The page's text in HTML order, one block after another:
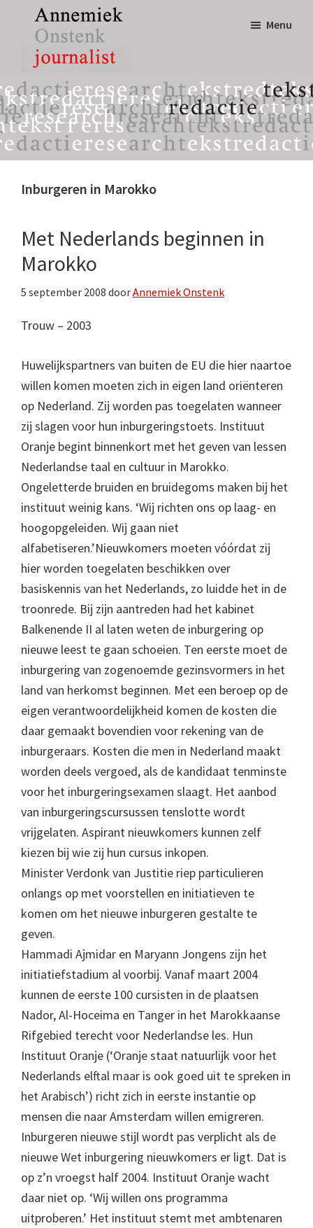
inhoud
eerste
sidebar
Annemiek
Onstenk
Journalist
tekst,
redactie
&
research
Menu
Inburgeren in Marokko
Met Nederlands beginnen in
Marokko
5 september 2008 doorAnnemiek Onstenk
Trouw – 2003
Huwelijkspartners van buiten de EU die hier naartoe
willen komen moeten zich in eigen land oriënteren
op Nederland. Zij worden pas toegelaten wanneer
zij slagen voor hun inburgeringstoets. Instituut
Oranje begint binnenkort met het geven van lessen
Nederlandse taal en cultuur in Marokko.
Ongeletterde bruiden en bruidegoms maken bij het
instituut weinig kans. ‘Wij richten ons op laag- en
hoogopgeleiden. Wij gaan niet
alfabetiseren.’Nieuwkomers moeten vóórdat zij
hier worden toegelaten beschikken over
basiskennis van het Nederlands, zo luidde het in de
troonrede. Bij zijn aantreden had het kabinet
Balkenende II al laten weten de inburgering op
nieuwe leest te gaan schoeien. Ten eerste moet de
inburgering van zogenoemde gezinsvormers in het
land van herkomst beginnen. Met een beroep op de
eigen verantwoordelijkheid komen de kosten die
daar gemaakt bovendien voor rekening van de
inburgeraars. Kosten die men in Nederland maakt
worden deels vergoed, als de kandidaat tenminste
voor het inburgeringsexamen slaagt. Het aanbod
van inburgeringscursussen tenslotte wordt
vrijgelaten. Aspirant nieuwkomers kunnen zelf
kiezen bij wie zij hun cursus inkopen.
Minister Verdonk van Justitie riep particulieren
onlangs op met voorstellen en initiatieven te
komen om het nieuwe inburgeren gestalte te
geven.
Hammadi Ajmidar en Maryann Jongens zijn het
initiatiefstadium al voorbij. Vanaf maart 2004
kunnen de eerste 100 cursisten in de plaatsen
Nador, Al-Hoceima en Tanger in het Marokkaanse
Rifgebied terecht voor Nederlandse les. Hun
Instituut Oranje (‘Oranje staat natuurlijk voor het
Nederlands elftal maar is ook goed uit te spreken in
het Arabisch’) richt zich in eerste instantie op
mensen die naar Amsterdam willen emigreren.
Inburgeren nieuwe stijl wordt pas verplicht als de
nieuwe Wet inburgering nieuwkomers er ligt. Dat is
op z’n vroegst half 2004. Instituut Oranje wacht
daar niet op. ‘Wij willen ons programma
uitproberen.’ Het instituut stemt met ambtenaren